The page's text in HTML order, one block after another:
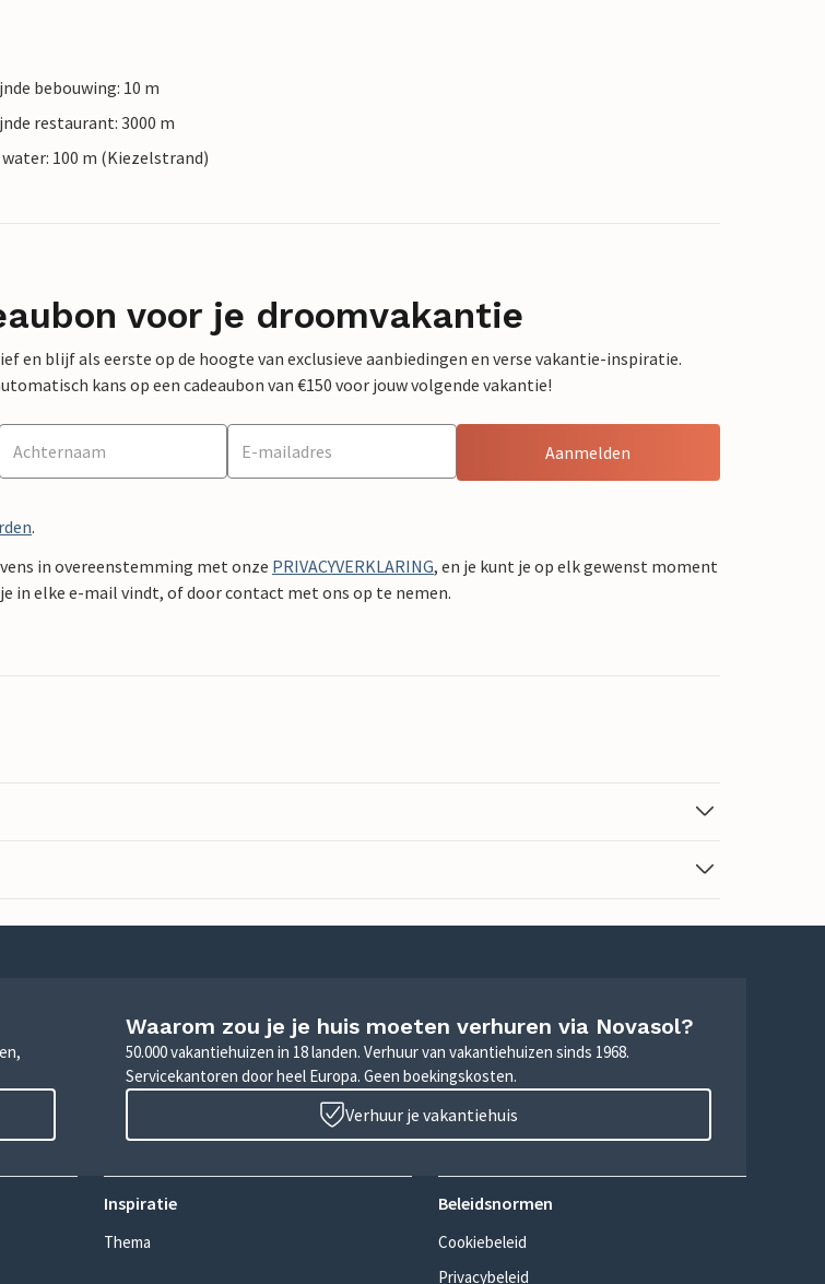
bebouwing: 10 m
restaurant: 3000 m
100 m (Kiezelstrand)
voor je droomvakantie
en blijf als eerste op de hoogte van exclusieve aanbiedingen en verse vakantie-inspiratie.
kans op een cadeaubon van €150 voor jouw volgende vakantie!
Aanmelden
.
in overeenstemming met onze PRIVACYVERKLARING, en je kunt je op elk gewenst moment
in elke e-mail vindt, of door contact met ons op te nemen.
Waarom zou je je huis moeten verhuren via Novasol?
50.000 vakantiehuizen in 18 landen. Verhuur van vakantiehuizen sinds 1968.
Servicekantoren door heel Europa. Geen boekingskosten.
Verhuur je vakantiehuis
Inspiratie
Thema
Beleidsnormen
Cookiebeleid
Privacybeleid